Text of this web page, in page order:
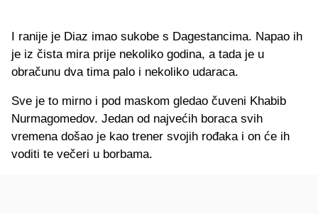
I ranije je Diaz imao sukobe s Dagestancima. Napao ih
je iz čista mira prije nekoliko godina, a tada je u
obračunu dva tima palo i nekoliko udaraca.
Sve je to mirno i pod maskom gledao čuveni Khabib
Nurmagomedov. Jedan od najvećih boraca svih
vremena došao je kao trener svojih rođaka i on će ih
voditi te večeri u borbama.